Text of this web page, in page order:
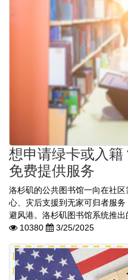
想申请绿卡或入
免费提供服务
洛杉矶的公共图书馆一向在社
心、灾后支援到无家可归者服
避风港。洛杉矶图书馆系统推出
10380
3/25/2025